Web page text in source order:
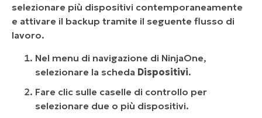
selezionare più dispositivi contemporaneamente
e attivare il backup tramite il seguente flusso di
lavoro.
Nel menu di navigazione di NinjaOne,
selezionare la scheda Dispositivi.
Fare clic sulle caselle di controllo per
selezionare due o più dispositivi.